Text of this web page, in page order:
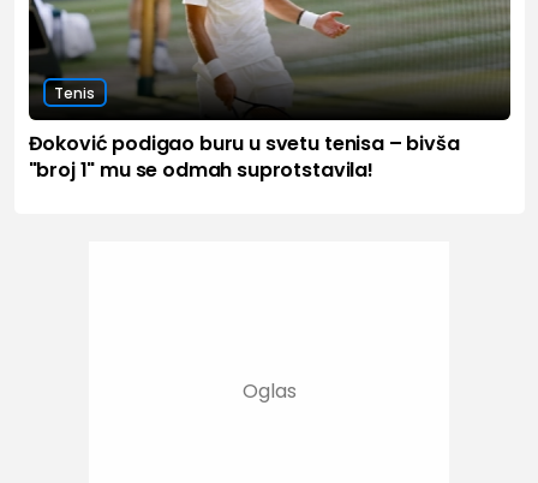
Tenis
Đoković podigao buru u svetu tenisa – bivša
"broj 1" mu se odmah suprotstavila!